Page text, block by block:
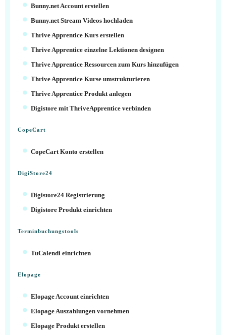
Bunny.net Account erstellen
Bunny.net Stream Videos hochladen
Thrive Apprentice Kurs erstellen
Thrive Apprentice einzelne Lektionen designen
Thrive Apprentice Ressourcen zum Kurs hinzufügen
Thrive Apprentice Kurse umstrukturieren
Thrive Apprentice Produkt anlegen
Digistore mit ThriveApprentice verbinden
CopeCart
CopeCart Konto erstellen
DigiStore24
Digistore24 Registrierung
Digistore Produkt einrichten
Terminbuchungstools
TuCalendi einrichten
Elopage
Elopage Account einrichten
Elopage Auszahlungen vornehmen
Elopage Produkt erstellen